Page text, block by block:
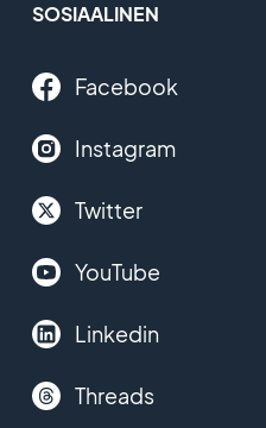
SOSIAALINEN
Facebook
Instagram
Twitter
YouTube
Linkedin
Threads